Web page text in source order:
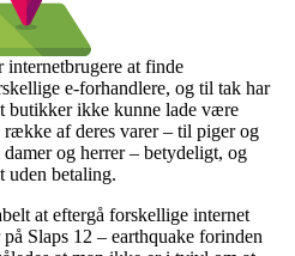
at finde
e-forhandlere, og til tak har
butikker ikke kunne lade være
række af deres varer – til piger og
og herrer – betydeligt, og
uden betaling.
at eftergå forskellige internet
Slaps 12 – earthquake forinden